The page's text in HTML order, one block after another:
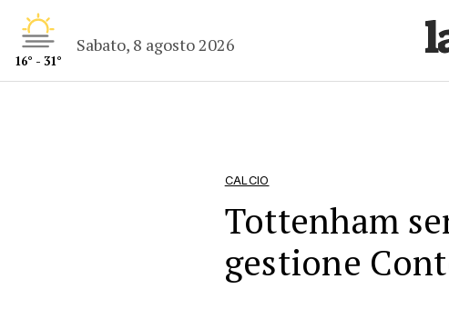
16° - 31°
Sabato, 8 agosto 2026
CALCIO
Tottenham
gestione